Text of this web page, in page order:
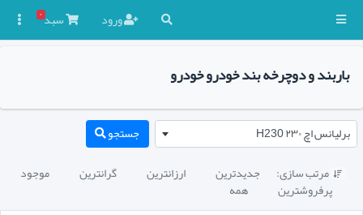
ورود سبد۰
باربند و دوچرخه بند خودرو خودرو
برلیانس اچ ۲۳۰ H230 جستجو
 مرتب سازی: جدیدترین ارزانترین گرانترین موجود
پرفروشترین
همه